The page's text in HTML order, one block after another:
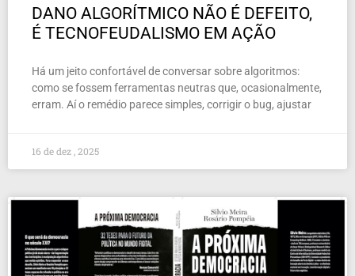
DANO ALGORÍTMICO NÃO É DEFEITO,
É TECNOFEUDALISMO EM AÇÃO
Há um jeito confortável de conversar sobre algoritmos:
como se fossem ferramentas neutras que, ocasionalmente,
erram. Aí o remédio parece simples, corrigir o bug, ajustar
16 de dez , 2025